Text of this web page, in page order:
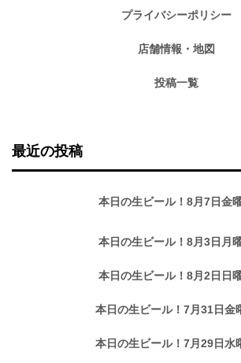
プライバシーポリシー
店舗情報・地図
投稿一覧
最近の投稿
本日の生ビール！8月7日金
本日の生ビール！8月3日月
本日の生ビール！8月2日日
本日の生ビール！7月31日金
本日の生ビール！7月29日水